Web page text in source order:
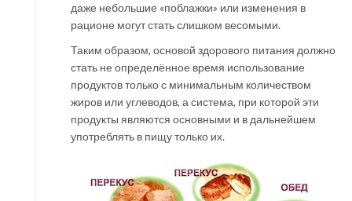
даже небольшие «поблажки» или изменения в
рационе могут стать слишком весомыми.
Таким образом, основой здорового питания должно
стать не определённое время использование
продуктов только с минимальным количеством
жиров или углеводов, а система, при которой эти
продукты являются основными и в дальнейшем
употреблять в пищу только их.